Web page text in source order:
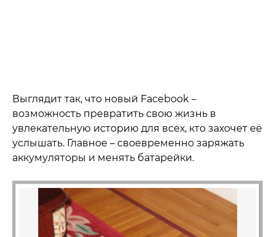
Выглядит так, что новый Facebook –
возможность превратить свою жизнь в
увлекательную историю для всех, кто захочет её
услышать. Главное – своевременно заряжать
аккумуляторы и менять батарейки.